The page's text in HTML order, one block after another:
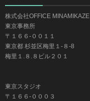
株式会社OFFICE MINAMIKAZE
東京事務所
〒１６６-００１１
東京都 杉並区梅里１-８-8
梅里１.８.８ビル２０１
東京スタジオ
〒１６６-０００３